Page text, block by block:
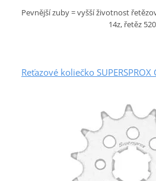
Pevnější zuby = vyšší životnost
14z, řetěz
Reťazové koliečko